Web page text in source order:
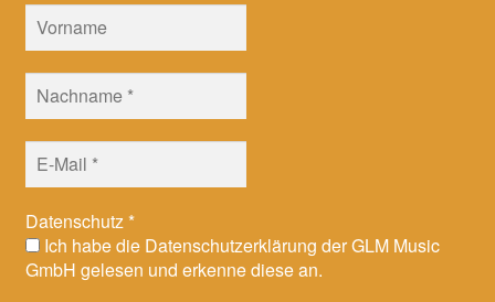
Datenschutz*
Ich habe die Datenschutzerklärung der GLM Music
GmbH gelesen und erkenne diese an.